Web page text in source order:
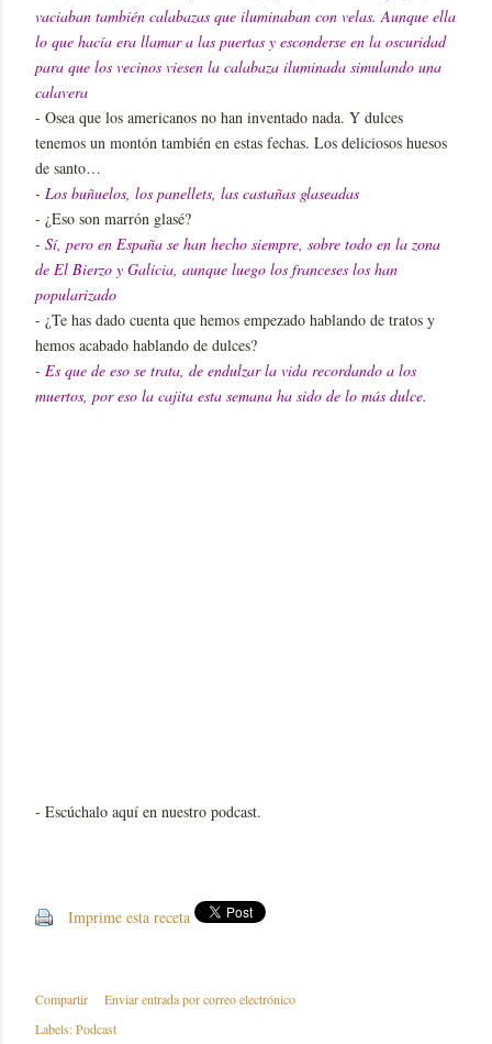
vaciaban también calabazas que iluminaban con velas. Aunque ella
lo que hacía era llamar a las puertas y esconderse en la oscuridad
para que los vecinos viesen la calabaza iluminada simulando una
calavera
- Osea que los americanos no han inventado nada. Y dulces
tenemos un montón también en estas fechas. Los deliciosos huesos
de santo…
- Los buñuelos, los panellets, las castañas glaseadas
- ¿Eso son marrón glasé?
- Sí, pero en España se han hecho siempre, sobre todo en la zona
de El Bierzo y Galicia, aunque luego los franceses los han
popularizado
- ¿Te has dado cuenta que hemos empezado hablando de tratos y
hemos acabado hablando de dulces?
- Es que de eso se trata, de endulzar la vida recordando a los
muertos, por eso la cajita esta semana ha sido de lo más dulce.
- Escúchalo aquí en nuestro podcast.
Imprime esta receta
Compartir
Enviar entrada por correo electrónico
Labels:Podcast